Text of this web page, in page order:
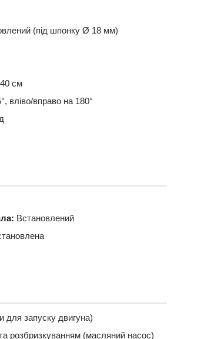
(під шпонку Ø 18 мм)
см
вліво/вправо на 180°
Встановлений
для запуску двигуна)
розбризкуванням (масляний насос)